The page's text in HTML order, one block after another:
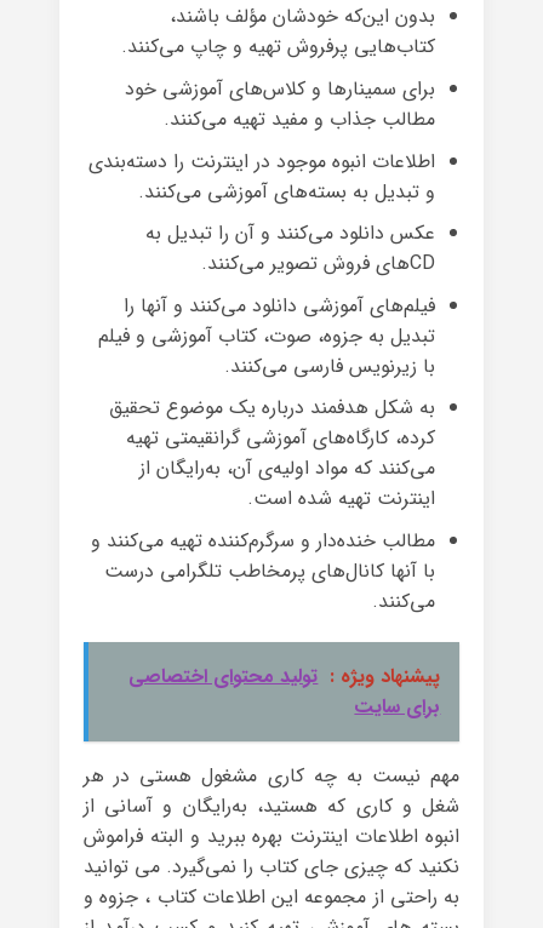
بدون این‌که خودشان مؤلف باشند،
کتاب‌هایی پرفروش تهیه و چاپ می‌کنند.
برای سمینارها و کلاس‌های آموزشی خود
مطالب جذاب و مفید تهیه می‌کنند.
اطلاعات انبوه موجود در اینترنت را دسته‌بندی
و تبدیل به بسته‌های آموزشی می‌کنند.
عکس دانلود می‌کنند و آن را تبدیل به
CDهای فروش تصویر می‌کنند.
فیلم‌های آموزشی دانلود می‌کنند و آنها را
تبدیل به جزوه، صوت، کتاب آموزشی و فیلم
با زیرنویس فارسی می‌کنند.
به شکل هدفمند درباره یک موضوع تحقیق
کرده، کارگاه‌های آموزشی گرانقیمتی تهیه
می‌کنند که مواد اولیه‌ی آن، به‌رایگان از
اینترنت تهیه شده است.
مطالب خنده‌دار و سرگرم‌کننده تهیه می‌کنند و
با آنها کانال‌های پرمخاطب تلگرامی درست
می‌کنند.
پیشنهاد ویژه : تولید محتوای اختصاصی
برای سایت
مهم نیست به چه کاری مشغول هستی در هر
شغل و کاری که هستید، به‌رایگان و آسانی از
انبوه اطلاعات اینترنت بهره ببرید و البته فراموش
نکنید که چیزی جای کتاب را نمی‌گیرد. می توانید
به راحتی از مجموعه این اطلاعات کتاب ، جزوه و